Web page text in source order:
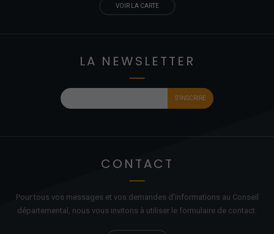
VOIR LA CARTE
LA NEWSLETTER
CONTACT
Pour tous vos messages et vos demandes d'informations au Conseil
départemental, nous vous invitons à utiliser le formulaire de contact.